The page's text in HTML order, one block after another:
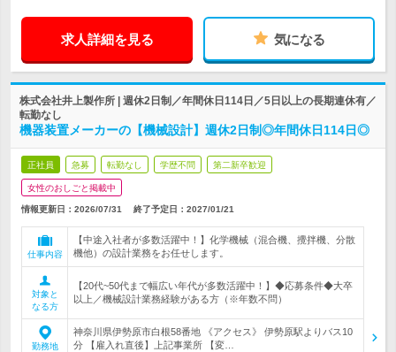
求人詳細を見る 気になる
株式会社井上製作所 | 週休2日制／年間休日114日／5日以上の長期連休有／
転勤なし
機器装置メーカーの【機械設計】週休2日制◎年間休日114日◎
正社員 急募 転勤なし 学歴不問 第二新卒歓迎
女性のおしごと掲載中
情報更新日：2026/07/31 終了予定日： 2027/01/21
仕事内容
【中途入社者が多数活躍中！】化学機械（混合機、攪拌機、分散
機他）の設計業務をお任せします。
対象と
なる方
【20代~50代まで幅広い年代が多数活躍中！】◆応募条件◆大卒
以上／機械設計業務経験がある方（※年数不問）
勤務地
神奈川県伊勢原市白根58番地 《アクセス》 伊勢原駅よりバス10
分 【雇入れ直後】上記事業所 【変…